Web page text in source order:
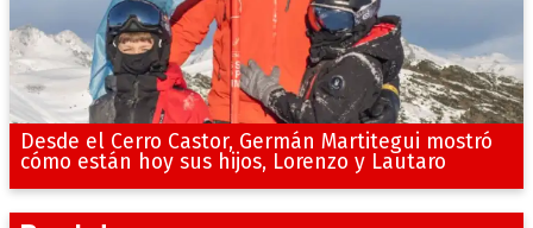
Desde el Cerro Castor, Germán Martitegui mostró
cómo están hoy sus hijos, Lorenzo y Lautaro